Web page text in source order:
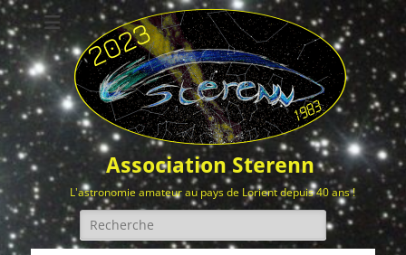
Association Sterenn
L'astronomie amateur au pays de Lorient depuis 40 ans !
Rechercher :